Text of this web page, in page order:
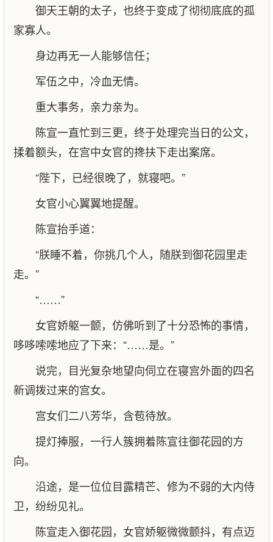
御天王朝的太子，也终于变成了彻彻底底的孤
家寡人。
身边再无一人能够信任；
军伍之中，冷血无情。
重大事务，亲力亲为。
陈宣一直忙到三更，终于处理完当日的公文，
揉着额头，在宫中女官的搀扶下走出案席。
“陛下，已经很晚了，就寝吧。”
女官小心翼翼地提醒。
陈宣抬手道：
“朕睡不着，你挑几个人，随朕到御花园里走
走。”
“……”
女官娇躯一颤，仿佛听到了十分恐怖的事情，
哆哆嗦嗦地应了下来：“……是。”
说完，目光复杂地望向伺立在寝宫外面的四名
新调拨过来的宫女。
宫女们二八芳华，含苞待放。
提灯捧服，一行人簇拥着陈宣往御花园的方
向。
沿途，是一位位目露精芒、修为不弱的大内侍
卫，纷纷见礼。
陈宣走入御花园，女官娇躯微微颤抖，有点迈